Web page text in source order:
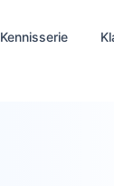
Kennisserie